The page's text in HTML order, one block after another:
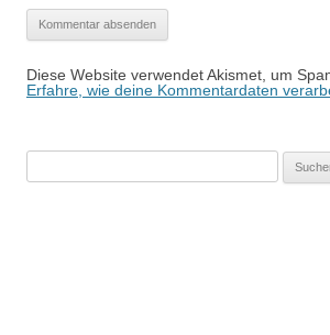
Diese Website verwendet Akismet, um
Erfahre, wie deine Kommentardaten